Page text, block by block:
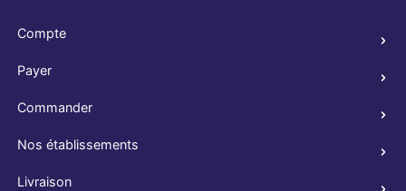
Compte
Payer
Commander
Nos établissements
Livraison